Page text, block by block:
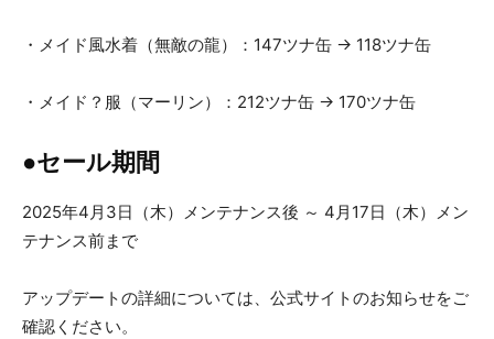
・メイド風水着（無敵の龍）：147ツナ缶 → 118ツナ缶
・メイド？服（マーリン）：212ツナ缶 → 170ツナ缶
●セール期間
2025年4月3日（木）メンテナンス後 ～ 4月17日（木）メン
テナンス前まで
アップデートの詳細については、公式サイトのお知らせをご
確認ください。